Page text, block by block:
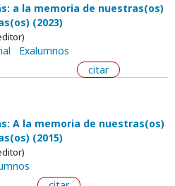
a la memoria de nuestras(os)
(2023)
Exalumnos
citar
A la memoria de nuestras(os)
(2015)